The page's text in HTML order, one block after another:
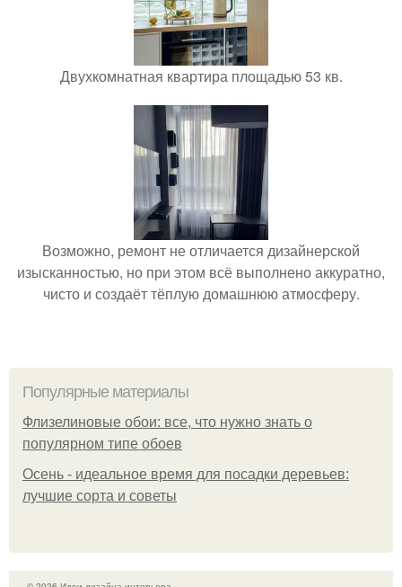
Двухкомнатная квартира площадью 53 кв.
Возможно, ремонт не отличается дизайнерской
изысканностью, но при этом всё выполнено аккуратно,
чисто и создаёт тёплую домашнюю атмосферу.
Популярные материалы
Флизелиновые обои: все, что нужно знать о
популярном типе обоев
Осень - идеальное время для посадки деревьев:
лучшие сорта и советы